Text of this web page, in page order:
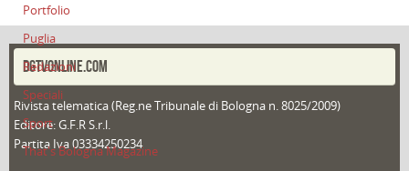
Portfolio
Puglia
Redazioni
Speciali
Sport
That's Bologna Magazine
DGTVONLINE.COM
Rivista telematica (Reg.ne Tribunale di Bologna n. 8025/2009)
Editore: G.F.R S.r.l.
Partita Iva 03334250234